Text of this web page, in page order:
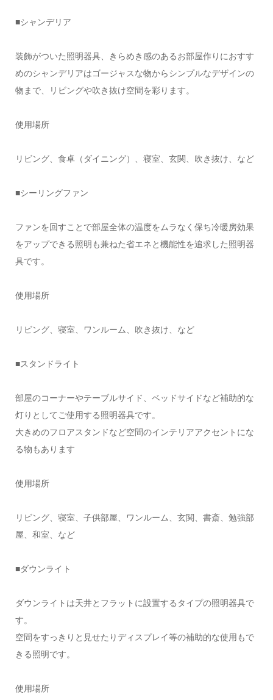
■シャンデリア
装飾がついた照明器具、きらめき感のあるお部屋作りにおすす
めのシャンデリアはゴージャスな物からシンプルなデザインの
物まで、リビングや吹き抜け空間を彩ります。
使用場所
リビング、食卓（ダイニング）、寝室、玄関、吹き抜け、など
■シーリングファン
ファンを回すことで部屋全体の温度をムラなく保ち冷暖房効果
をアップできる照明も兼ねた省エネと機能性を追求した照明器
具です。
使用場所
リビング、寝室、ワンルーム、吹き抜け、など
■スタンドライト
部屋のコーナーやテーブルサイド、ベッドサイドなど補助的な
灯りとしてご使用する照明器具です。
大きめのフロアスタンドなど空間のインテリアアクセントにな
る物もあります
使用場所
リビング、寝室、子供部屋、ワンルーム、玄関、書斎、勉強部
屋、和室、など
■ダウンライト
ダウンライトは天井とフラットに設置するタイプの照明器具で
す。
空間をすっきりと見せたりディスプレイ等の補助的な使用もで
きる照明です。
使用場所